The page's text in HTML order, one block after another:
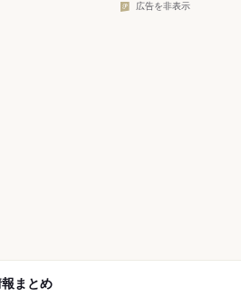
広告を非表示
まとめ